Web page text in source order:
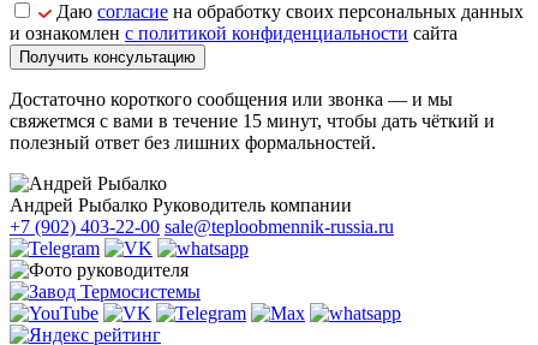
Даю согласие на обработку своих персональных данных
и ознакомлен с политикой конфиденциальности сайта
Получить консультацию
Достаточно короткого сообщения или звонка — и мы
свяжетмся с вами в течение 15 минут, чтобы дать чёткий и
полезный ответ без лишних формальностей.
Андрей Рыбалко Руководитель компании
+7 (902) 403-22-00 sale@teploobmennik-russia.ru